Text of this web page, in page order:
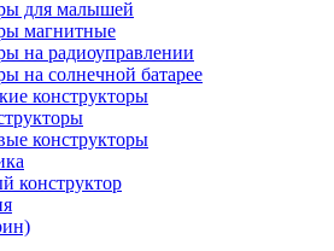
для малышей
магнитные
на радиоуправлении
на солнечной батарее
конструкторы
конструкторы
конструктор